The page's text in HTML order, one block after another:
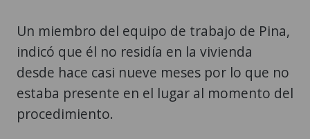
Un miembro del equipo de trabajo de Pina,
indicó que él no residía en la vivienda
desde hace casi nueve meses por lo que no
estaba presente en el lugar al momento del
procedimiento.